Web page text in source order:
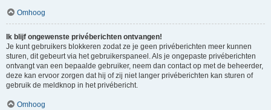
Omhoog
Ik blijf ongewenste privéberichten ontvangen!
Je kunt gebruikers blokkeren zodat ze je geen privéberichten meer kunnen
sturen, dit gebeurt via het gebruikerspaneel. Als je ongepaste privéberichten
ontvangt van een bepaalde gebruiker, neem dan contact op met de beheerder,
deze kan ervoor zorgen dat hij of zij niet langer privéberichten kan sturen of
gebruik de meldknop in het privébericht.
Omhoog